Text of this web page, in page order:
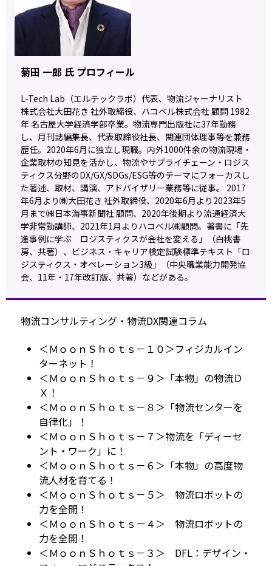
菊田 一郎 氏 プロフィール
L-Tech Lab（エルテックラボ）代表、物流ジャーナリスト
株式会社大田花き 社外取締役、ハコベル株式会社 顧問 1982
年 名古屋大学経済学部卒業。物流専門出版社に37年勤務
し、月刊誌編集長、代表取締役社長、関連団体理事等を兼務
歴任。2020年6月に独立し現職。内外1000件余の物流現場・
企業取材の知見を活かし、物流やサプライチェーン・ロジス
ティクス分野のDX/GX/SDGs/ESG等のテーマにフォーカスし
た著述、取材、講演、アドバイザリー業務等に従事。 2017
年6月より㈱大田花き 社外取締役、2020年6月より2023年5
月まで㈱日本海事新聞社 顧問、2020年後期より流通経済大
学非常勤講師、2021年1月よりハコベル㈱顧問。著書に「先
進事例に学ぶ ロジスティクスが会社を変える」（白桃書
房、共著）、ビジネス・キャリア検定試験標準テキスト「ロ
ジスティクス・オペレーション3級」（中央職業能力開発協
会、11年・17年改訂版、共著）などがある。
物流コンサルティング・物流DX関連コラム
＜ＭｏｏｎＳｈｏｔｓ－１０＞フィジカルイン
ターネット！
＜ＭｏｏｎＳｈｏｔｓ－９＞「本物」の物流Ｄ
Ｘ！
＜ＭｏｏｎＳｈｏｔｓ－８＞「物流センターを
自律化」！
＜ＭｏｏｎＳｈｏｔｓ－７＞物流を「ディーセ
ント・ワーク」に！
＜ＭｏｏｎＳｈｏｔｓ－６＞「本物」の高度物
流人材を育てる！
＜ＭｏｏｎＳｈｏｔｓ－５＞ 物流ロボットの
力を全開！
＜ＭｏｏｎＳｈｏｔｓ－４＞ 物流ロボットの
力を全開！
＜ＭｏｏｎＳｈｏｔｓ－３＞ DFL：デザイン・